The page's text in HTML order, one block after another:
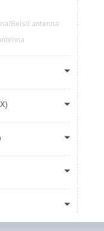
Belső antenna